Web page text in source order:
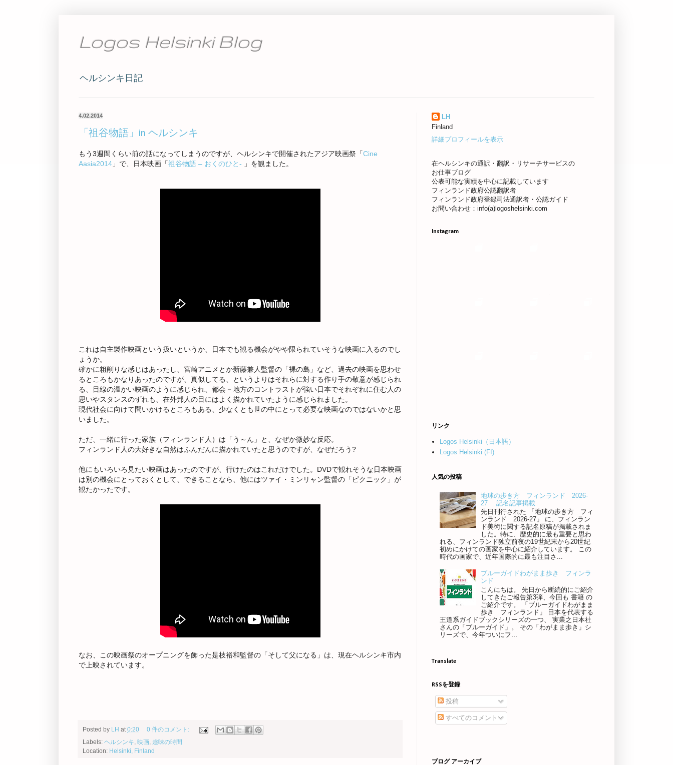
Logos Helsinki Blog
ヘルシンキ日記
4.02.2014
「祖谷物語」in ヘルシンキ
もう3週間くらい前の話になってしまうのですが、ヘルシンキで開催されたアジア映画祭「Cine
Aasia2014 」で、日本映画「祖谷物語 – おくのひと- 」を観ました。
これは自主製作映画という扱いというか、日本でも観る機会がやや限られていそうな映画に入るのでし
ょうか。
確かに粗削りな感じはあったし、宮崎アニメとか新藤兼人監督の「裸の島」など、過去の映画を思わせ
るところもかなりあったのですが、真似してる、というよりはそれらに対する作り手の敬意が感じられ
る、目線の温かい映画のように感じられ、都会－地方のコントラストが強い日本でそれぞれに住む人の
思いやスタンスのずれも、在外邦人の目にはよく描かれていたように感じられました。
現代社会に向けて問いかけるところもある、少なくとも世の中にとって必要な映画なのではないかと思
いました。
ただ、一緒に行った家族（フィンランド人）は「う～ん」と、なぜか微妙な反応。
フィンランド人の大好きな自然はふんだんに描かれていたと思うのですが、なぜだろう?
他にもいろいろ見たい映画はあったのですが、行けたのはこれだけでした。DVDで観れそうな日本映画
は別の機会にとっておくとして、できることなら、他にはツァイ・ミンリャン監督の「ピクニック」が
観たかったです。
なお、この映画祭のオープニングを飾った是枝裕和監督の「そして父になる」は、現在ヘルシンキ市内
で上映されています。
Posted by LH at 0:20
0 件のコメント:
Labels: ヘルシンキ 映画 趣味の時間
Location: Helsinki, Finland
LH
Finland
詳細プロフィールを表示
在ヘルシンキの通訳・翻訳・リサーチサービスの
お仕事ブログ
公表可能な実績を中心に記載しています
フィンランド政府公認翻訳者
フィンランド政府登録司法通訳者・公認ガイド
お問い合わせ：info(a)logoshelsinki.com
Instagram
リンク
Logos Helsinki（日本語）
Logos Helsinki (FI)
人気の投稿
地球の歩き方 フィンランド 2026-
27 記名記事掲載
先日刊行された 「地球の歩き方 フィ
ンランド 2026-27」 に、フィンラン
ド美術に関する記名原稿が掲載されま
した。特に、歴史的に最も重要と思わ
れる、フィンランド独立前夜の19世紀末から20世紀
初めにかけての画家を中心に紹介しています。 この
時代の画家で、近年国際的に最も注目さ...
ブルーガイドわがまま歩き フィンラ
ンド
こんにちは。 先日から断続的にご紹介
してきたご報告第3弾、今回も 書籍 の
ご紹介です。 「ブルーガイドわがまま
歩き フィンランド」 日本を代表する
王道系ガイドブックシリーズの一つ、 実業之日本社
さんの「ブルーガイド」。 その「わがまま歩き」シ
リーズで、今年ついにフ...
Translate
RSSを登録
投稿
すべてのコメント
ブログ アーカイブ